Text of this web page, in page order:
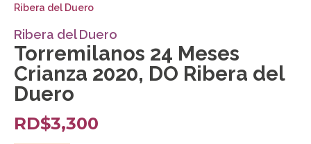
Ribera del Duero
Ribera del Duero
Torremilanos 24 Meses
Crianza 2020, DO Ribera del
Duero
RD$3,300